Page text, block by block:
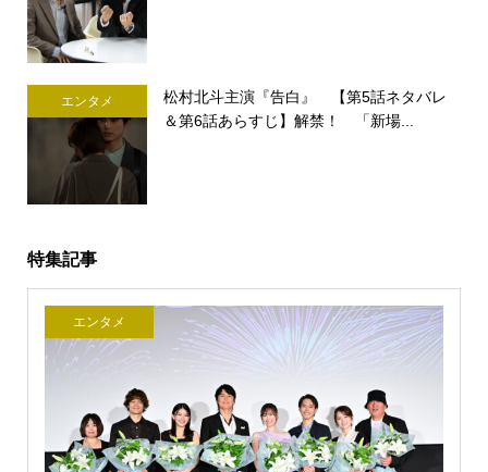
エンタメ
松村北斗主演『告白』 【第5話ネタバレ
＆第6話あらすじ】解禁！ 「新場...
特集記事
エンタメ